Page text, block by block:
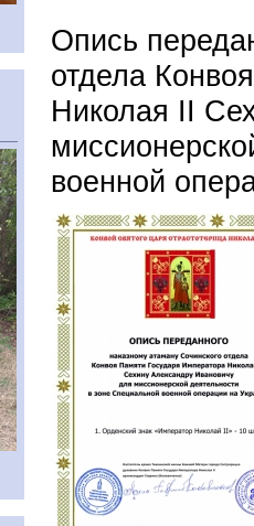
Опись
отдела
Николая II
военной